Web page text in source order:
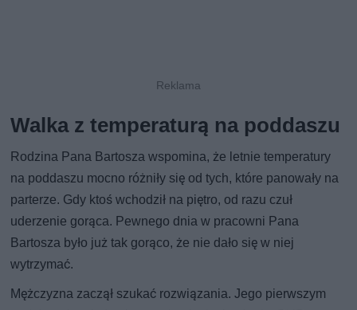
Walka z temperaturą na poddaszu
Rodzina Pana Bartosza wspomina, że letnie temperatury
na poddaszu mocno różniły się od tych, które panowały na
parterze. Gdy ktoś wchodził na piętro, od razu czuł
uderzenie gorąca. Pewnego dnia w pracowni Pana
Bartosza było już tak gorąco, że nie dało się w niej
wytrzymać.
Mężczyzna zaczął szukać rozwiązania. Jego pierwszym